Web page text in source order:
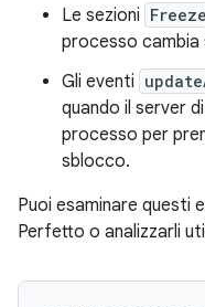
Le sezioni Freeze
processo
Gli eventi
quando il server
processo per
sblocco.
Puoi esaminare questi
Perfetto o analizzarli